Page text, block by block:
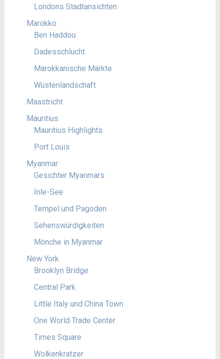
Londons Stadtansichten
Marokko
Ben Haddou
Dadesschlucht
Marokkanische Märkte
Wüstenlandschaft
Maastricht
Mauritius
Mauritius Highlights
Port Louis
Myanmar
Gesichter Myanmars
Inle-See
Tempel und Pagoden
Sehenswürdigkeiten
Mönche in Myanmar
New York
Brooklyn Bridge
Central Park
Little Italy und China Town
One World Trade Center
Times Square
Wolkenkratzer